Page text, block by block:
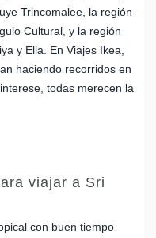
Trincomalee, la región
Cultural, y la región
y Ella. En Viajes Ikea,
haciendo recorridos en
todas merecen la
viajar a Sri
con buen tiempo